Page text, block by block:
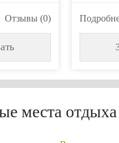
Отзывы (0)
места